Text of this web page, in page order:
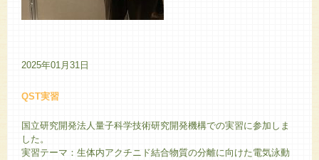
2025年01月31日
QST実習
国立研究開発法人量子科学技術研究開発機構での実習に参加しま
した。
実習テーマ：生体内アクチニド結合物質の分離に向けた電気泳動